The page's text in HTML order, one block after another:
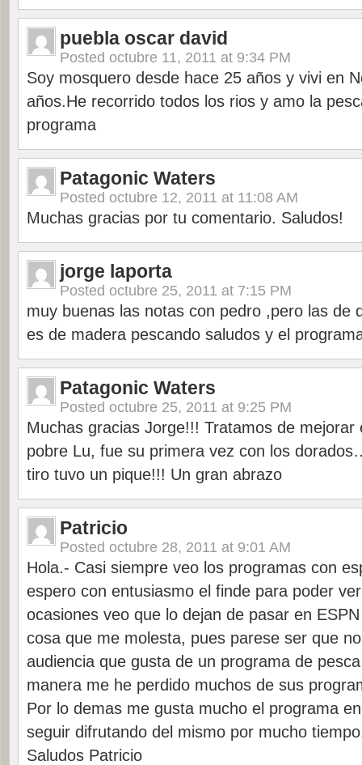
puebla oscar david
Posted octubre 11, 2011 at 9:34 PM
Soy mosquero desde hace 25 años y vivi en
años.He recorrido todos los rios y amo la
programa
Patagonic Waters
Posted octubre 12, 2011 at 11:08 AM
Muchas gracias por tu comentario. Saludos!
jorge laporta
Posted octubre 25, 2011 at 7:15 PM
muy buenas las notas con pedro ,pero las de
es de madera pescando saludos y el
Patagonic Waters
Posted octubre 25, 2011 at 9:25 PM
Muchas gracias Jorge!!! Tratamos de mejorar
pobre Lu, fue su primera vez con los
tiro tuvo un pique!!! Un gran abrazo
Patricio
Posted octubre 28, 2011 at 9:01 AM
Hola.- Casi siempre veo los programas con
espero con entusiasmo el finde para poder
ocasiones veo que lo dejan de pasar en
cosa que me molesta, pues parese ser que
audiencia que gusta de un programa de
manera me he perdido muchos de sus
Por lo demas me gusta mucho el programa
seguir difrutando del mismo por mucho
Saludos Patricio